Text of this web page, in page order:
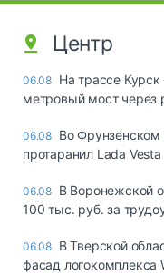
Центр
06.08 На трассе
метровый мост через
06.08 Во
протаранил Lada Vesta
06.08 В Воронежской
100 тыс. руб. за
06.08 В Тверской
фасад логокомплекса